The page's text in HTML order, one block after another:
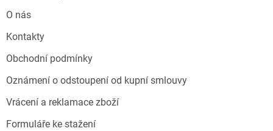
O nás
Kontakty
Obchodní podmínky
Oznámení o odstoupení od kupní smlouvy
Vrácení a reklamace zboží
Formuláře ke stažení